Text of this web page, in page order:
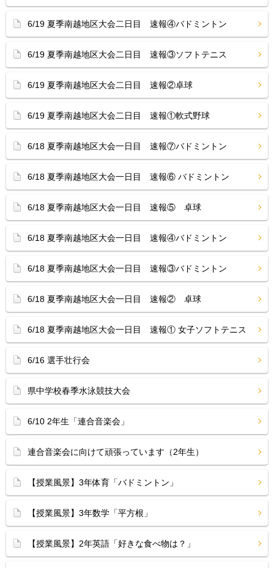
6/19 夏季南越地区大会二日目 速報④バドミントン
6/19 夏季南越地区大会二日目 速報③ソフトテニス
6/19 夏季南越地区大会二日目 速報②卓球
6/19 夏季南越地区大会二日目 速報①軟式野球
6/18 夏季南越地区大会一日目 速報⑦バドミントン
6/18 夏季南越地区大会一日目 速報⑥ バドミントン
6/18 夏季南越地区大会一日目 速報⑤ 卓球
6/18 夏季南越地区大会一日目 速報④バドミントン
6/18 夏季南越地区大会一日目 速報③バドミントン
6/18 夏季南越地区大会一日目 速報② 卓球
6/18 夏季南越地区大会一日目 速報① 女子ソフトテニス
6/16 選手壮行会
県中学校春季水泳競技大会
6/10 2年生「連合音楽会」
連合音楽会に向けて頑張っています（2年生）
【授業風景】3年体育「バドミントン」
【授業風景】3年数学「平方根」
【授業風景】2年英語「好きな食べ物は？」